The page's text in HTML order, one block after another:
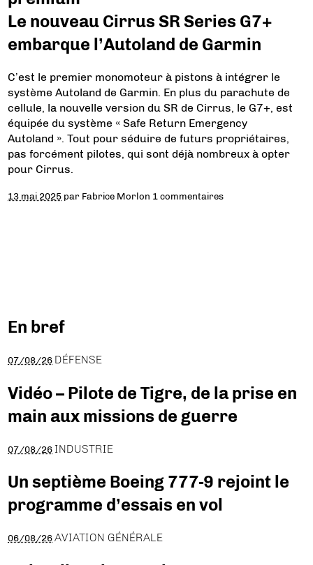
Le nouveau Cirrus SR Series G7+
embarque l’Autoland de Garmin
C’est le premier monomoteur à pistons à intégrer le
système Autoland de Garmin. En plus du parachute de
cellule, la nouvelle version du SR de Cirrus, le G7+, est
équipée du système « Safe Return Emergency
Autoland ». Tout pour séduire de futurs propriétaires,
pas forcément pilotes, qui sont déjà nombreux à opter
pour Cirrus.
13 mai 2025 par Fabrice Morlon 1 commentaires
En bref
07/08/26 DÉFENSE
Vidéo – Pilote de Tigre, de la prise en
main aux missions de guerre
07/08/26 INDUSTRIE
Un septième Boeing 777-9 rejoint le
programme d’essais en vol
06/08/26 AVIATION GÉNÉRALE